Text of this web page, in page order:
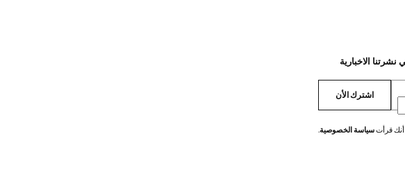
اشترك الأن
أنك قرأتسياسة الخصوصية.